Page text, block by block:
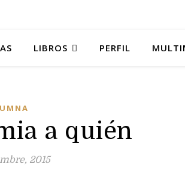
LIBROS PERFIL
a quién
2015